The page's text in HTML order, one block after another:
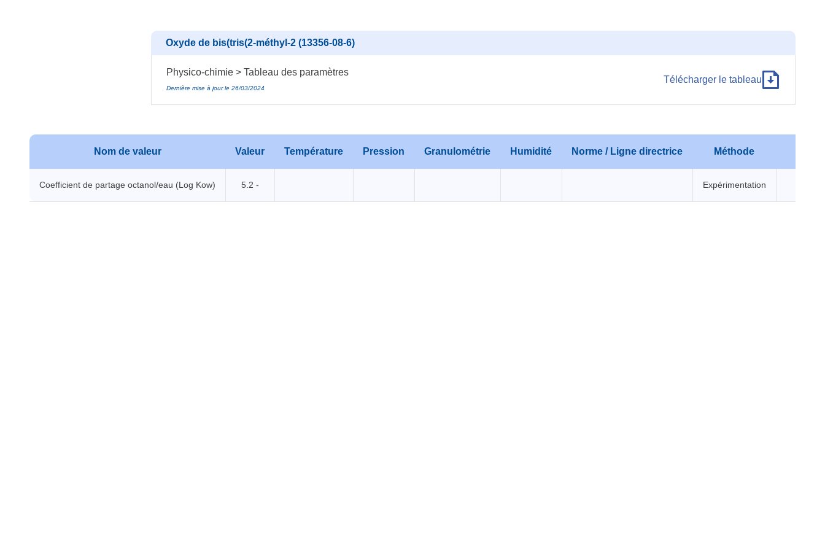
Oxyde de bis(tris(2-méthyl-2 (13356-08-6)
Physico-chimie > Tableau des paramètres
Dernière mise à jour le 26/03/2024
Télécharger le tableau
Nom de valeur Valeur Température Pression Granulométrie Humidité Norme / Ligne directrice Méthode
Coefficient de partage octanol/eau (Log Kow) 5.2 - Expérimentation